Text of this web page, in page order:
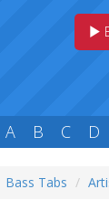
A B C D
Bass Tabs